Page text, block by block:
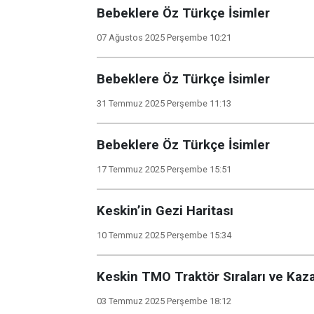
Bebeklere Öz Türkçe İsimler
07 Ağustos 2025 Perşembe 10:21
Bebeklere Öz Türkçe İsimler
31 Temmuz 2025 Perşembe 11:13
Bebeklere Öz Türkçe İsimler
17 Temmuz 2025 Perşembe 15:51
Keskin’in Gezi Haritası
10 Temmuz 2025 Perşembe 15:34
Keskin TMO Traktör Sıraları ve
03 Temmuz 2025 Perşembe 18:12